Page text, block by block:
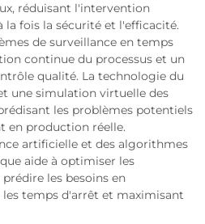
réduisant l'intervention
fois la sécurité et l'efficacité.
de surveillance en temps
continue du processus et un
qualité. La technologie du
une simulation virtuelle des
les problèmes potentiels
en production réelle.
artificielle et des algorithmes
aide à optimiser les
les besoins en
temps d'arrêt et maximisant